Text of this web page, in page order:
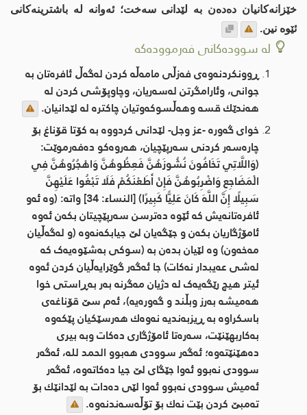
خێزانەکانیان دەدەن بە لێدانی سەخت؛ ئەوانە لە باشترینەکانی
ئێوە نین.
لە سوودەکانی فەرموودەکە
ڕوونكردنەوەی فەزڵی مامەڵە كردن لەگەڵ ئافرەتان بە
جوانی، وئارامگرتن لەسەریان، وچاوپۆشی كردن لە
هەندێك قسە وهەڵسوكەوتیان چاكترە لە لێدانیان.
خوای گەورە -عز وجل- لێدانی كردووە بە كۆتا قۆناغ بۆ
چارەسەر كردنی سەرپێچیان، هەروەكو دەفەرموێت:
(‌وَاللَّاتِي ‌تَخَافُونَ ‌نُشُوزَهُنَّ ‌فَعِظُوهُنَّ ‌وَاهْجُرُوهُنَّ ‌فِي
‌الْمَضَاجِعِ ‌وَاضْرِبُوهُنَّ فَإِنْ أَطَعْنَكُمْ فَلَا تَبْغُوا عَلَيْهِنَّ
سَبِيلًا إِنَّ اللَّهَ كَانَ عَلِيًّا كَبِيرًا) [النساء: 34] واتە: (‌وە ئەو
ئافرەتانەیش کە ئێوە دەترسن سەرپێچیتان بکەن ئەوە
ئامۆژگاریان بکەن و جێگەیان لێ جیابکەنەوە (و لەگەڵیان
مەخەون) وە لێیان بدەن بە (سوکی بەشێوەیەک کە
لەشی عەیبدار نەکات) جا ئەگەر گوێرایەڵیان کردن ئەوە
ئیتر ھیچ رێگەیەک لە دژیان مەگرنە بەر بەڕاستی خوا
ھەمیشە بەرز وبڵند و گەورەیە)، ئەم سێ قۆناغەی
باسكراوە بە ڕیزبەندیە نەوەك هەرسێكیان پێكەوە
بەكاربهێنێت، سەرەتا ئامۆژگاری دەكات وبە بیری
دەهێنێتەوە؛ ئەگەر سوودی هەبوو الحمد لله، ئەگەر
سوودی نەبوو ئەوا جێگای لێ جیا دەكاتەوە، ئەگەر
ئەمیش سوودی نەبوو ئەوا لێی دەدات بە لێدانێك بۆ
تەمبێ كردن بێت نەك بۆ تۆڵەسەندنەوە.